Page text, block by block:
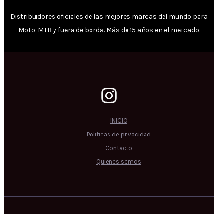
Distribuidores oficiales de las mejores marcas del mundo para
Moto, MTB y fuera de borda. Más de 15 años en el mercado.
INICIO
Politicas de privacidad
Contacto
Quienes somos